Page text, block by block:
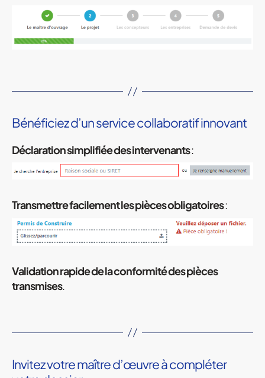
Bénéficiez d’un service collaboratif innovant
Déclaration simplifiée des intervenants:
Transmettre facilement les pièces obligatoires:
Validation rapide de la conformité des pièces
transmises.
Invitez votre maître d’œuvre à compléter